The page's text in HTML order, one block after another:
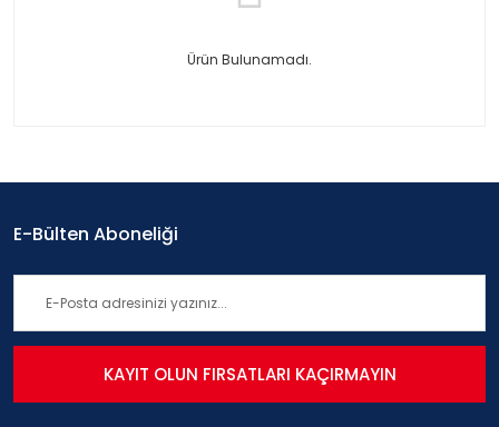
Ürün Bulunamadı.
E-Bülten Aboneliği
KAYIT OLUN FIRSATLARI KAÇIRMAYIN